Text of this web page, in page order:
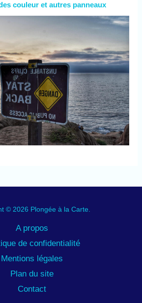
couleur et autres panneaux
© 2026 Plongée à la Carte.
A propos
de confidentialité
Mentions légales
Plan du site
Contact